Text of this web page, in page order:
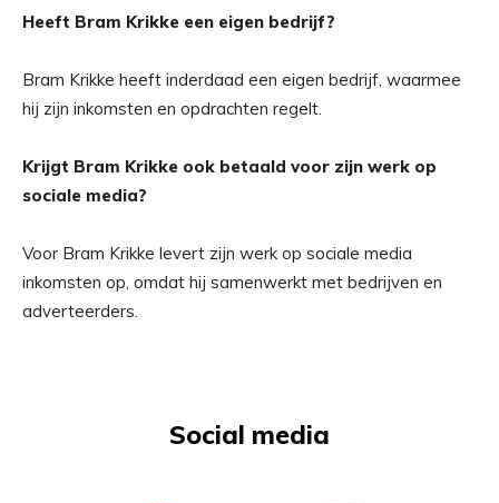
Heeft Bram Krikke een eigen bedrijf?
Bram Krikke heeft inderdaad een eigen bedrijf, waarmee
hij zijn inkomsten en opdrachten regelt.
Krijgt Bram Krikke ook betaald voor zijn werk op
sociale media?
Voor Bram Krikke levert zijn werk op sociale media
inkomsten op, omdat hij samenwerkt met bedrijven en
adverteerders.
Social media